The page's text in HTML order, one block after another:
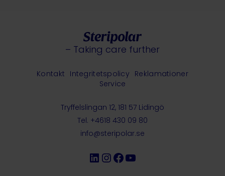
– Taking care further
Tryffelslingan 12, 181 57 Lidingö
Tel. +4618 430 09 80
info@steripolar.se
LinkedIn
Instagram
Facebook
YouTube
Kontakt Integritetspolicy Reklamationer
Service